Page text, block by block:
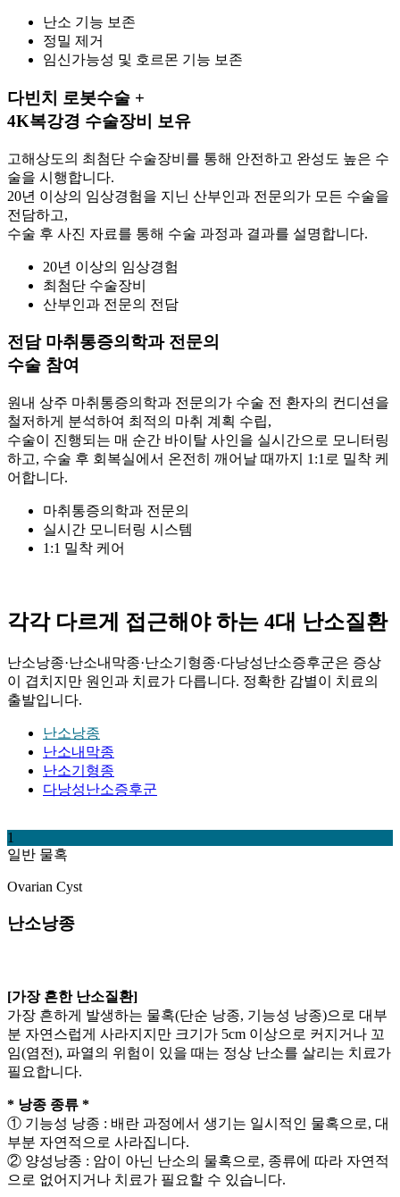
난소 기능 보존
정밀 제거
임신가능성 및 호르몬 기능 보존
다빈치 로봇수술 +
4K복강경 수술장비 보유
고해상도의 최첨단 수술장비를 통해 안전하고 완성도 높은 수
술을 시행합니다.
20년 이상의 임상경험을 지닌 산부인과 전문의가 모든 수술을
전담하고,
수술 후 사진 자료를 통해 수술 과정과 결과를 설명합니다.
20년 이상의 임상경험
최첨단 수술장비
산부인과 전문의 전담
전담 마취통증의학과 전문의
수술 참여
원내 상주 마취통증의학과 전문의가 수술 전 환자의 컨디션을
철저하게 분석하여 최적의 마취 계획 수립,
수술이 진행되는 매 순간 바이탈 사인을 실시간으로 모니터링
하고, 수술 후 회복실에서 온전히 깨어날 때까지 1:1로 밀착 케
어합니다.
마취통증의학과 전문의
실시간 모니터링 시스템
1:1 밀착 케어
각각 다르게 접근해야 하는 4대 난소질환
난소낭종·난소내막종·난소기형종·다낭성난소증후군은 증상
이 겹치지만 원인과 치료가 다릅니다. 정확한 감별이 치료의
출발입니다.
난소낭종
난소내막종
난소기형종
다낭성난소증후군
1
일반 물혹
Ovarian Cyst
난소낭종
[가장 흔한 난소질환]
가장 흔하게 발생하는 물혹(단순 낭종, 기능성 낭종)으로 대부
분 자연스럽게 사라지지만 크기가 5cm 이상으로 커지거나 꼬
임(염전), 파열의 위험이 있을 때는 정상 난소를 살리는 치료가
필요합니다.
* 낭종 종류 *
① 기능성 낭종 : 배란 과정에서 생기는 일시적인 물혹으로, 대
부분 자연적으로 사라집니다.
② 양성낭종 : 암이 아닌 난소의 물혹으로, 종류에 따라 자연적
으로 없어지거나 치료가 필요할 수 있습니다.